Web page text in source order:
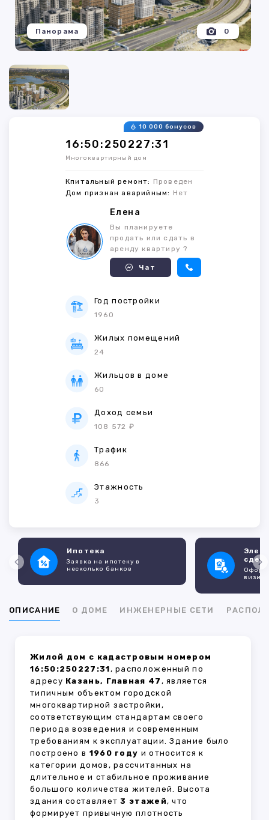
0
Панорама
16:50:250227:31
10 000 бонусов
Многоквартирный дом
Кпитальный ремонт: Проведен
Дом признан аварийным: Нет
Елена
Вы планируете
продать или сдать в
аренду квартиру ?
Чат
Год постройки
1960
Жилых помещений
24
Жильцов в доме
60
Доход семьи
108 572 ₽
Трафик
866
Этажность
3
Ипотека
Заявка на ипотеку в
несколько банков
ОПИСАНИЕ О ДОМЕ ИНЖЕНЕРНЫЕ СЕТИ
Жилой дом с кадастровым номером
16:50:250227:31, расположенный по
адресу Казань, Главная 47 , является
типичным объектом городской
многоквартирной застройки,
соответствующим стандартам своего
периода возведения и современным
требованиям к эксплуатации. Здание было
построено в 1960 году и относится к
категории домов, рассчитанных на
длительное и стабильное проживание
большого количества жителей. Высота
здания составляет3 этажей, что
формирует привычную плотность